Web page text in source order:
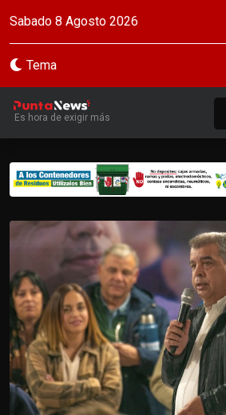
Sabado 8 Agosto 2026
Tema
Es hora de exigir más